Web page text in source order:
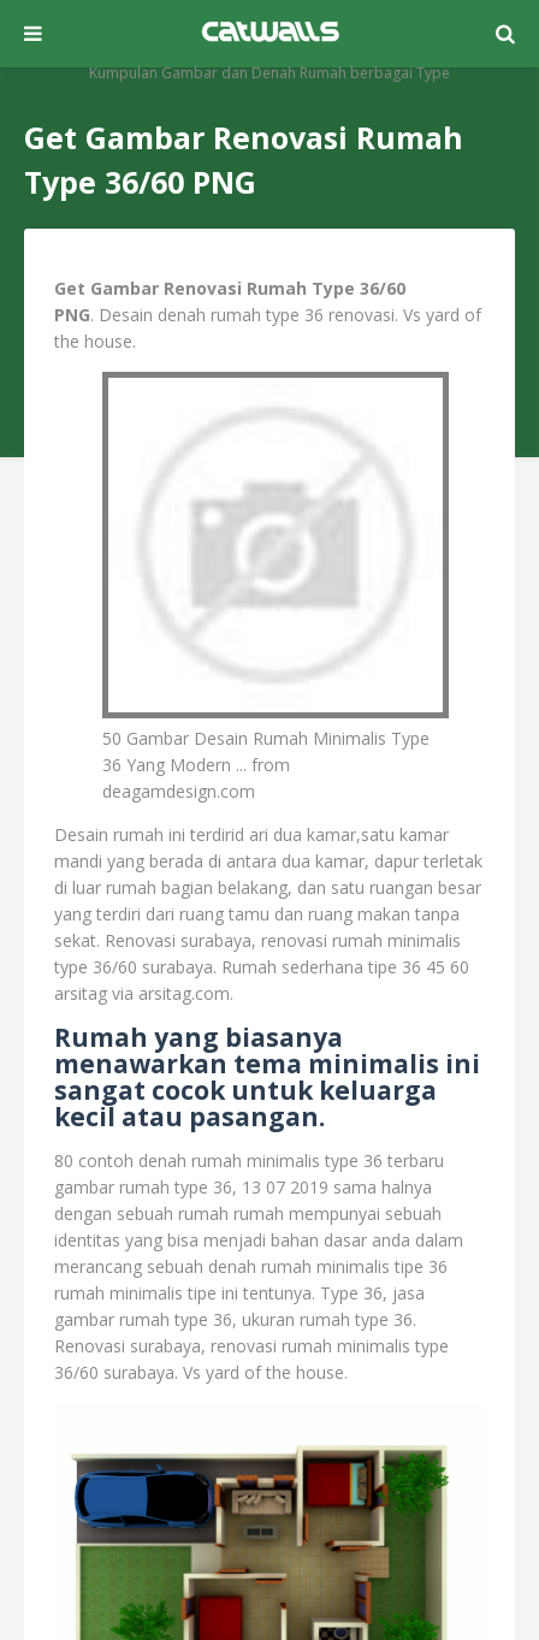
Kumpulan Gambar dan Denah Rumah berbagai Type
Get Gambar Renovasi Rumah
Type 36/60 PNG
Get Gambar Renovasi Rumah Type 36/60
PNG. Desain denah rumah type 36 renovasi. Vs yard of
the house.
50 Gambar Desain Rumah Minimalis Type
36 Yang Modern ... from
deagamdesign.com
Desain rumah ini terdirid ari dua kamar,satu kamar
mandi yang berada di antara dua kamar, dapur terletak
di luar rumah bagian belakang, dan satu ruangan besar
yang terdiri dari ruang tamu dan ruang makan tanpa
sekat. Renovasi surabaya, renovasi rumah minimalis
type 36/60 surabaya. Rumah sederhana tipe 36 45 60
arsitag via arsitag.com.
Rumah yang biasanya
menawarkan tema minimalis ini
sangat cocok untuk keluarga
kecil atau pasangan.
80 contoh denah rumah minimalis type 36 terbaru
gambar rumah type 36, 13 07 2019 sama halnya
dengan sebuah rumah rumah mempunyai sebuah
identitas yang bisa menjadi bahan dasar anda dalam
merancang sebuah denah rumah minimalis tipe 36
rumah minimalis tipe ini tentunya. Type 36, jasa
gambar rumah type 36, ukuran rumah type 36.
Renovasi surabaya, renovasi rumah minimalis type
36/60 surabaya. Vs yard of the house.